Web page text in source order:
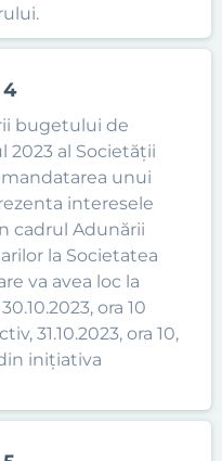
bugetului de
2023 al Societății
mandatarea unui
interesele
cadrul Adunării
la Societatea
va avea loc la
ora 10
31.10.2023, ora 10,
inițiativa